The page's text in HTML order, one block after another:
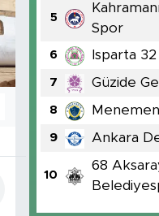
5
Spor
6 Isparta
7 Güzide
8
9 Ankara
10
68